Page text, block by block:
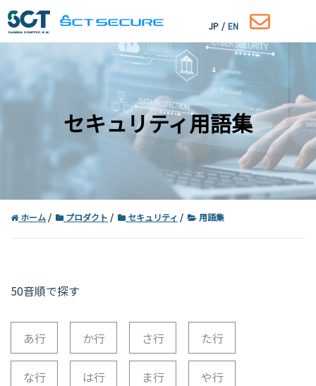
JP / EN
セキュリティ用語集
ホーム プロダクト セキュリティ 用語集
50音順で探す
あ行 か行 さ行 た行
な行 は行 ま行 や行